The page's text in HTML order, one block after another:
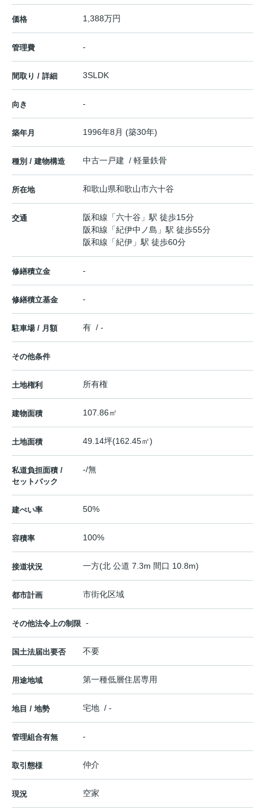
価格 1,388万円
管理費 -
間取り / 詳細 3SLDK
向き -
築年月 1996年8月 (築30年)
種別 / 建物構造 中古一戸建 / 軽量鉄骨
所在地 和歌山県和歌山市六十谷
交通 阪和線 「六十谷 」駅 徒歩15分
阪和線 「紀伊中ノ島 」駅 徒歩55分
阪和線 「紀伊 」駅 徒歩60分
修繕積立金 -
修繕積立基金 -
駐車場 / 月額 有 / -
その他条件
土地権利 所有権
建物面積 107.86㎡
土地面積 49.14坪(162.45㎡)
私道負担面積 /
セットバック
-/無
建ぺい率 50%
容積率 100%
接道状況 一方(北 公道 7.3m 間口 10.8m)
都市計画 市街化区域
その他法令上の制限 -
国土法届出要否 不要
用途地域 第一種低層住居専用
地目 / 地勢 宅地 / -
管理組合有無 -
取引態様 仲介
現況 空家